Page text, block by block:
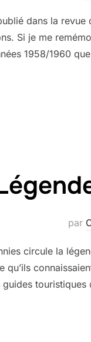
dans la revue
Si je me
1958/1960
par
circule la
qu’ils